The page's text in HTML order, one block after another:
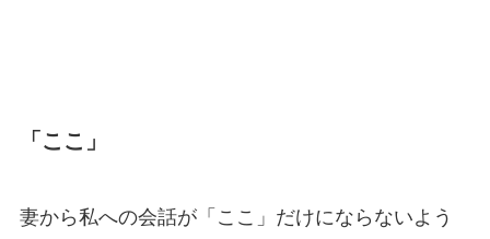
「ここ」
妻から私への会話が「ここ」だけにならないよう